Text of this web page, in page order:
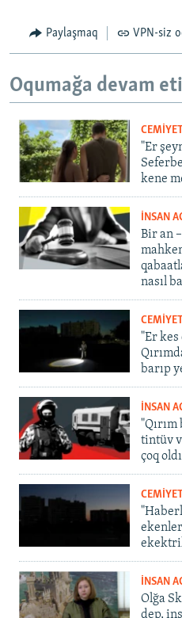
Paylaşmaq VPN-siz
Oqumağa devam
"Er
kene
İNSAN
Bir an –
nasıl
"Er kes
barıp
İNSAN
tintüv
çoq oldı
İNSAN
Olğa
dep,